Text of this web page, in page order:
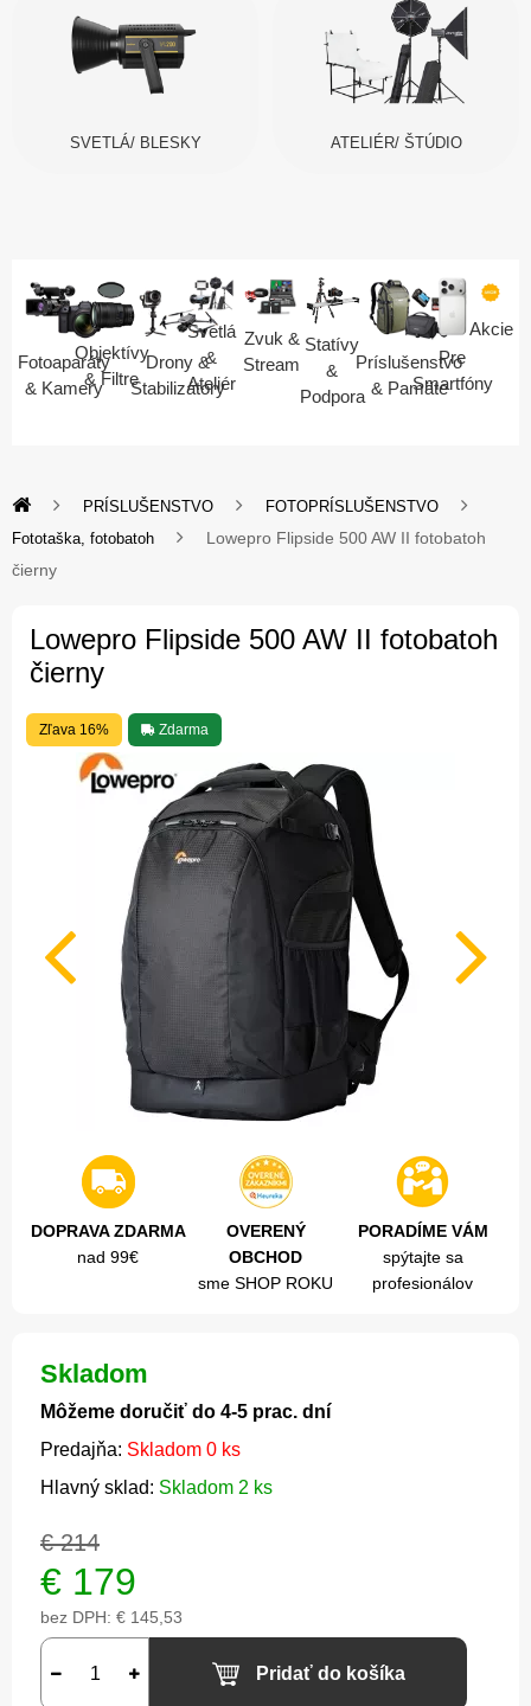
SVETLÁ/ BLESKY ATELIÉR/ ŠTÚDIO
Fotoaparáty
& Kamery
Objektívy
& Filtre
Drony &
Stabilizátory
Svetlá
&
Ateliér
Zvuk &
Stream
Statívy
&
Podpora
Príslušenstvo
& Pamäte
Pre
Smartfóny
Akcie
PRÍSLUŠENSTVO
FOTOPRÍSLUŠENSTVO
Fototaška, fotobatoh
Lowepro Flipside 500 AW II fotobatoh
čierny
Lowepro Flipside 500 AW II fotobatoh
čierny
Zľava 16% Zdarma
DOPRAVA ZDARMA
nad 99€
OVERENÝ
OBCHOD
sme SHOP ROKU
PORADÍME VÁM
spýtajte sa
profesionálov
Skladom
Môžeme doručiť do 4-5 prac. dní
Predajňa: Skladom 0 ks
Hlavný sklad: Skladom 2 ks
€ 214
€ 179
bez DPH: € 145,53
Pridať do košíka